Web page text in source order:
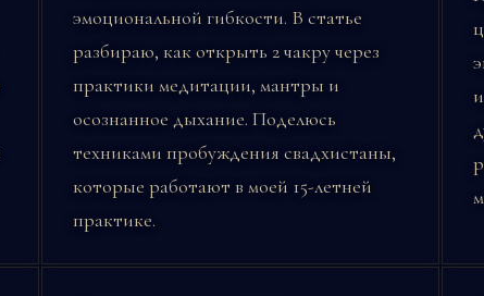
эмоциональной гибкости. В статье
разбираю, как открыть 2 чакру через
практики медитации, мантры и
осознанное дыхание. Поделюсь
техниками пробуждения свадхистаны,
которые работают в моей 15-летней
практике.